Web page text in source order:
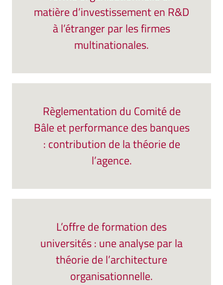
matière d’investissement en R&D
à l’étranger par les firmes
multinationales.
Règlementation du Comité de
Bâle et performance des banques
: contribution de la théorie de
l’agence.
L’offre de formation des
universités : une analyse par la
théorie de l’architecture
organisationnelle.